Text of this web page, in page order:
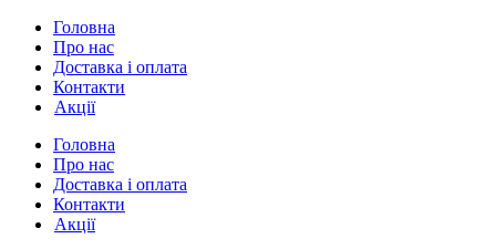
Головна
Про нас
Доставка і оплата
Контакти
Акції
Головна
Про нас
Доставка і оплата
Контакти
Акції